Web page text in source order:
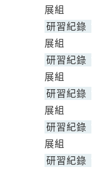
展組
研習紀錄
展組
研習紀錄
展組
研習紀錄
展組
研習紀錄
展組
研習紀錄